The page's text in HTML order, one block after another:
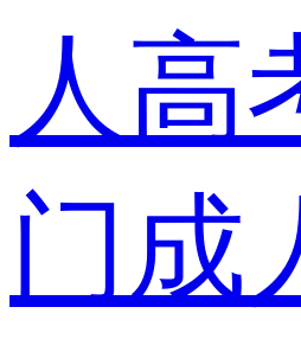
人高
门成